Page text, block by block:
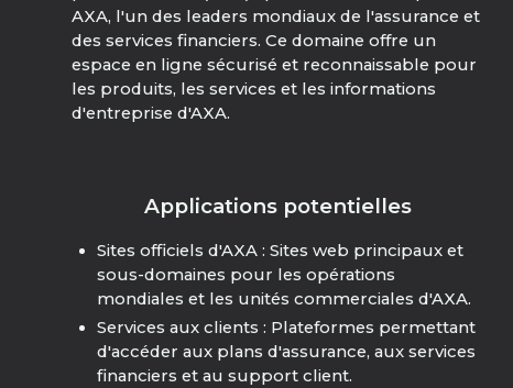
AXA, l'un des leaders mondiaux de l'assurance et
des services financiers. Ce domaine offre un
espace en ligne sécurisé et reconnaissable pour
les produits, les services et les informations
d'entreprise d'AXA.
Applications potentielles
Sites officiels d'AXA : Sites web principaux et
sous-domaines pour les opérations
mondiales et les unités commerciales d'AXA.
Services aux clients : Plateformes permettant
d'accéder aux plans d'assurance, aux services
financiers et au support client.